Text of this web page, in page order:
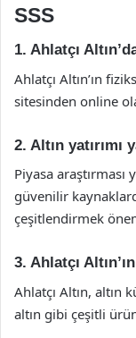
SSS
1. Ahlatçı
Ahlatçı Altın’ın
sitesinden online
2. Altın
Piyasa
güvenilir
çeşitlendirmek
3. Ahlatçı
Ahlatçı Altın, altın
altın gibi çeşitli